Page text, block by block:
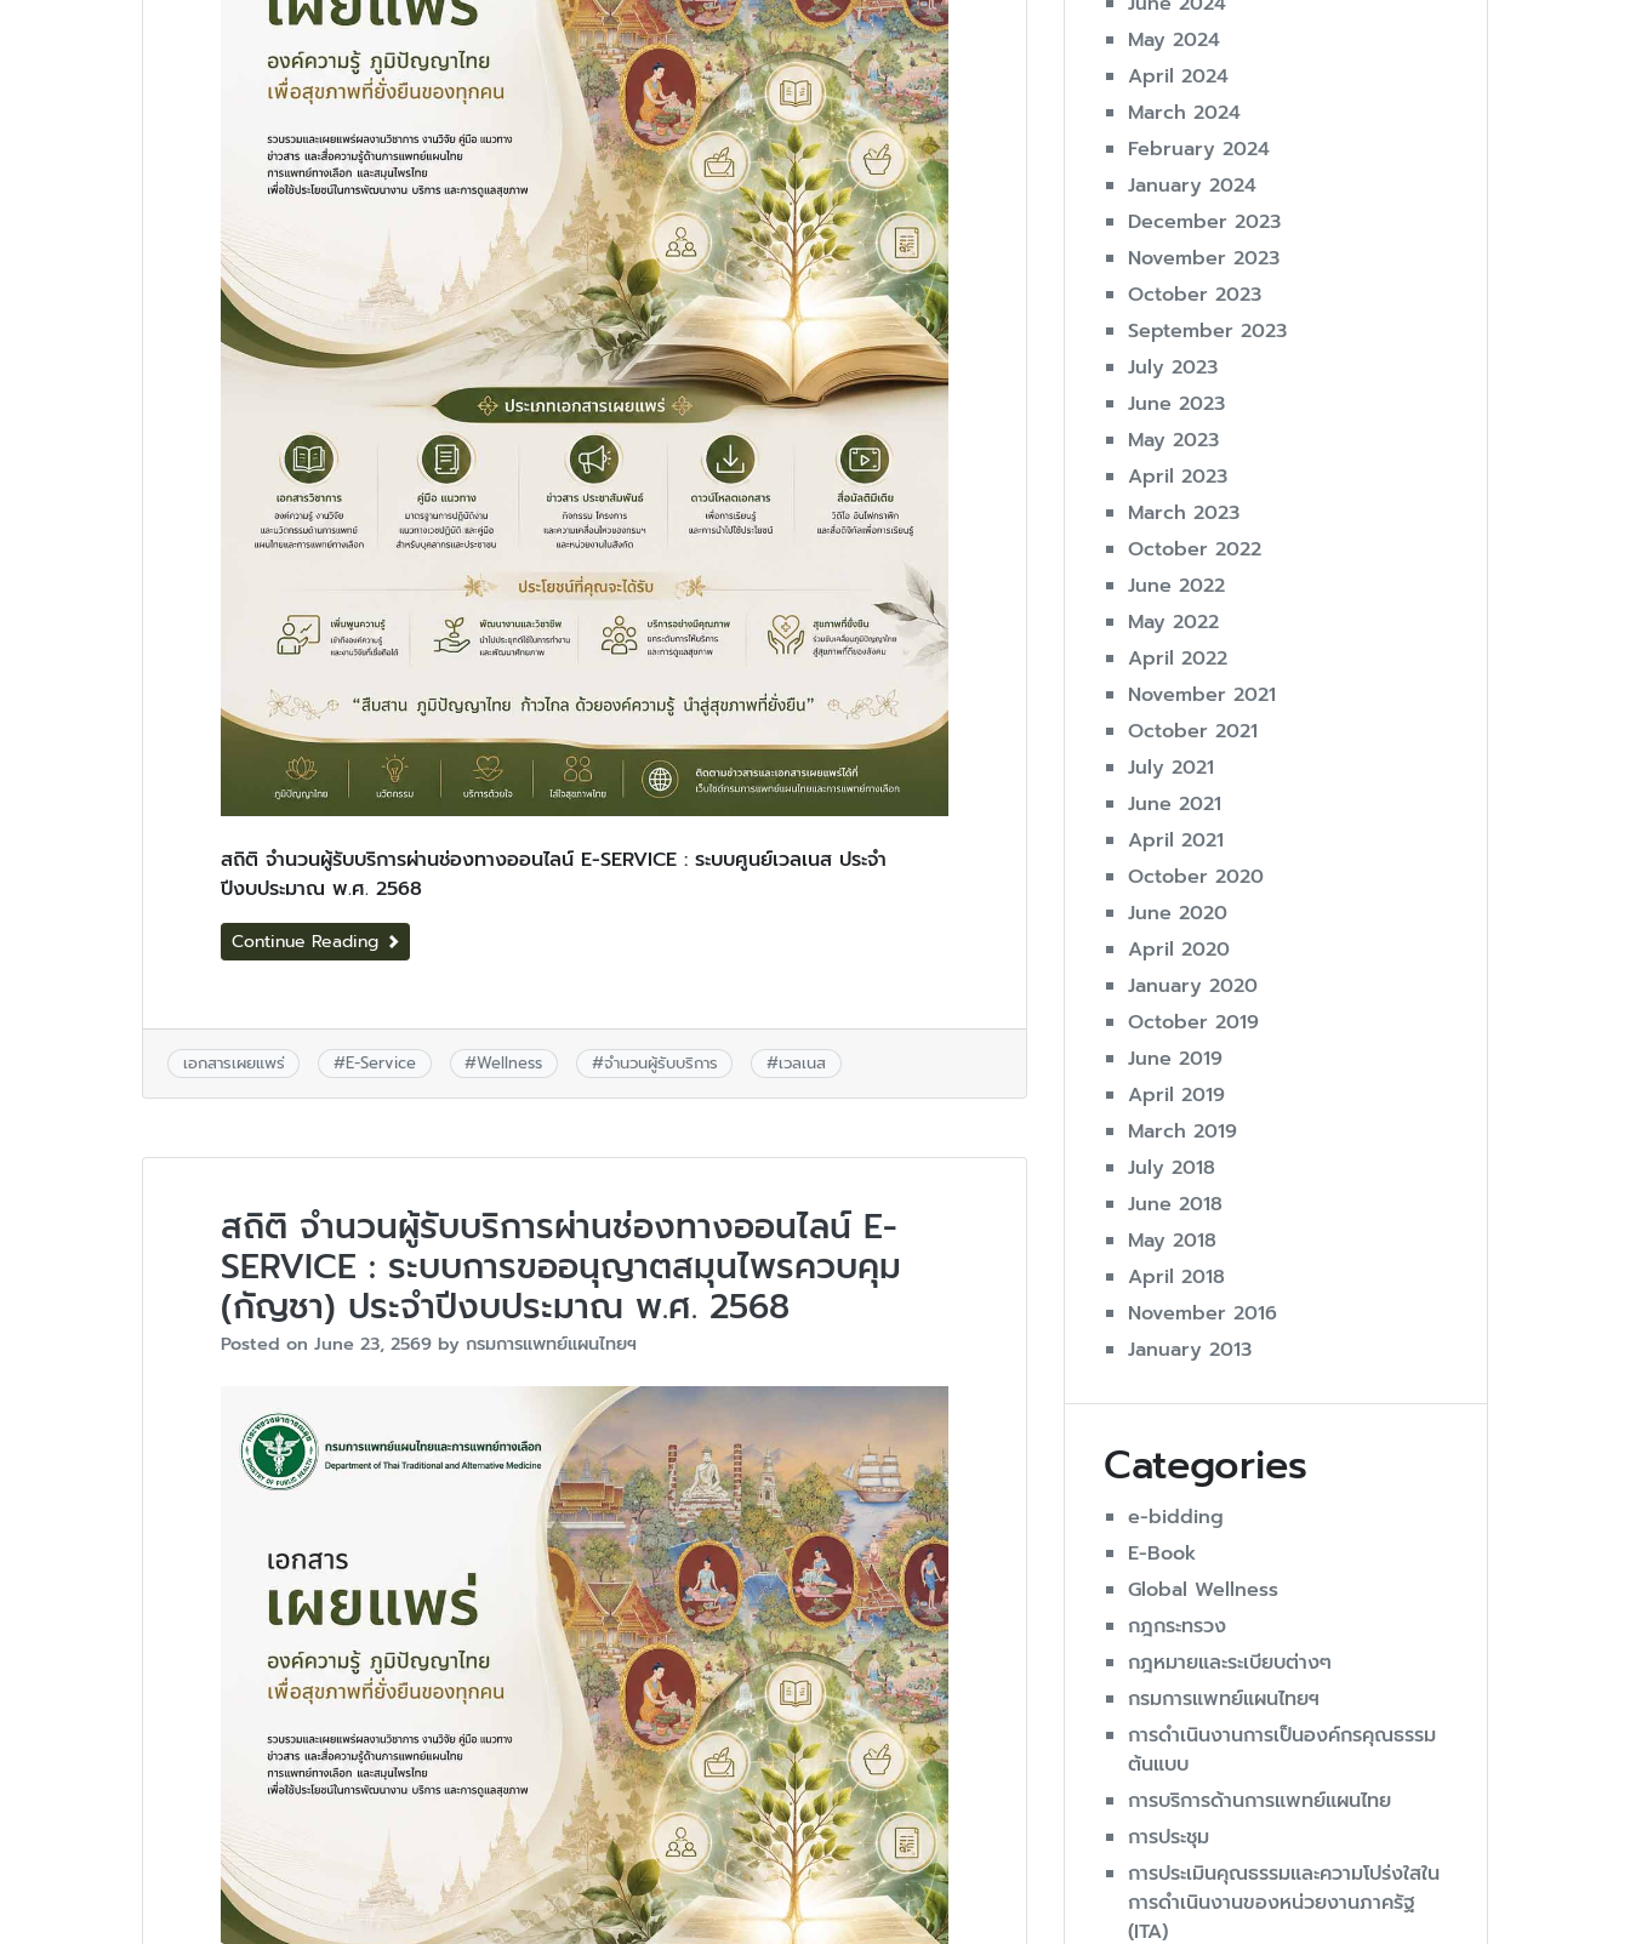
สถิติ จำนวนผู้รับบริการผ่านช่องทางออนไลน์ E-SERVICE : ระบบศูนย์เวลเนส ประจำ
ปีงบประมาณ พ.ศ. 2568
Continue Reading
เอกสารเผยแพร่ #E-Service #Wellness #จำนวนผู้รับบริการ #เวลเนส
สถิติ จำนวนผู้รับบริการผ่านช่องทางออนไลน์ E-
SERVICE : ระบบการขออนุญาตสมุนไพรควบคุม
(กัญชา) ประจำปีงบประมาณ พ.ศ. 2568
Posted on June 23, 2569 by กรมการแพทย์แผนไทยฯ
May 2024
April 2024
March 2024
February 2024
January 2024
December 2023
November 2023
October 2023
September 2023
July 2023
June 2023
May 2023
April 2023
March 2023
October 2022
June 2022
May 2022
April 2022
November 2021
October 2021
July 2021
June 2021
April 2021
October 2020
June 2020
April 2020
January 2020
October 2019
June 2019
April 2019
March 2019
July 2018
June 2018
May 2018
April 2018
November 2016
January 2013
Categories
e-bidding
E-Book
Global Wellness
กฎกระทรวง
กฎหมายและระเบียบต่างๆ
กรมการแพทย์แผนไทยฯ
การดำเนินงานการเป็นองค์กรคุณธรรม
ต้นแบบ
การบริการด้านการแพทย์แผนไทย
การประชุม
การประเมินคุณธรรมและความโปร่งใสใน
การดำเนินงานของหน่วยงานภาครัฐ
(ITA)